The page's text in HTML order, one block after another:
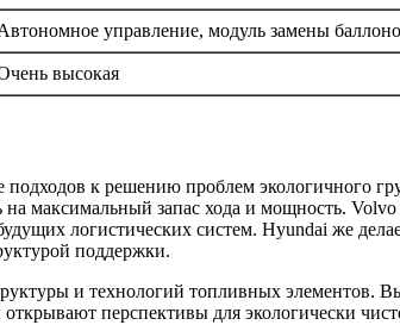
управление, модуль замены
высокая
к решению проблем экологичного
максимальный запас хода и мощность.
логистических систем. Hyundai же
поддержки.
и технологий топливных элементов.
перспективы для экологически